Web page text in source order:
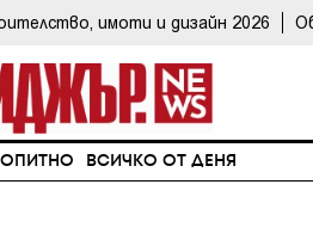
имоти и дизайн 2026
ВСИЧКО ОТ ДЕНЯ